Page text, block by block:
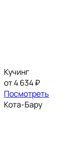
Кучинг
от 4 634 ₽
Посмотреть
Кота-Бару